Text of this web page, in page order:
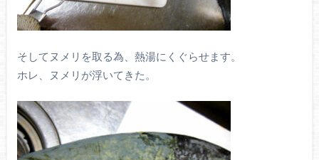
そしてヌメリを取る為、熱湯にくぐらせます。
ホレ、ヌメリが浮いてきた。